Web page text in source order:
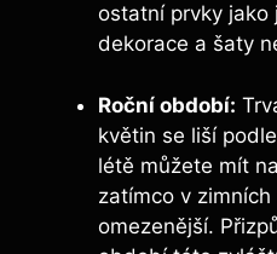
ostatní prvky jako
dekorace a šaty
Roční období:
květin se liší
létě můžete mít
zatímco v
omezenější.